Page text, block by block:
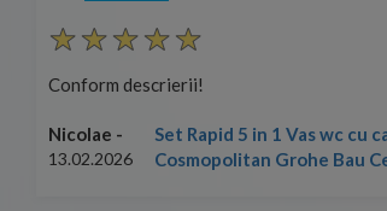
Conform descrierii!
Nicolae -
13.02.2026
Set Rapid 5 in 1 Vas wc cu
Cosmopolitan Grohe Bau